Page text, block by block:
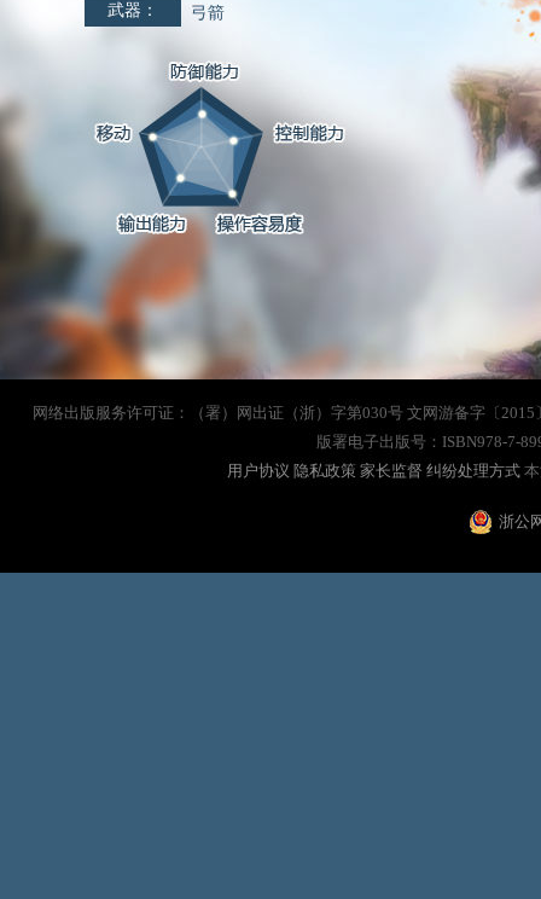
武器： 弓箭
网络出版服务许可证：（署）网出证（浙）字第030号 文网游备字〔
版署电子出版号：ISBN978-7-
用户协议 隐私政策 家长监督 纠纷处理方式本
浙公